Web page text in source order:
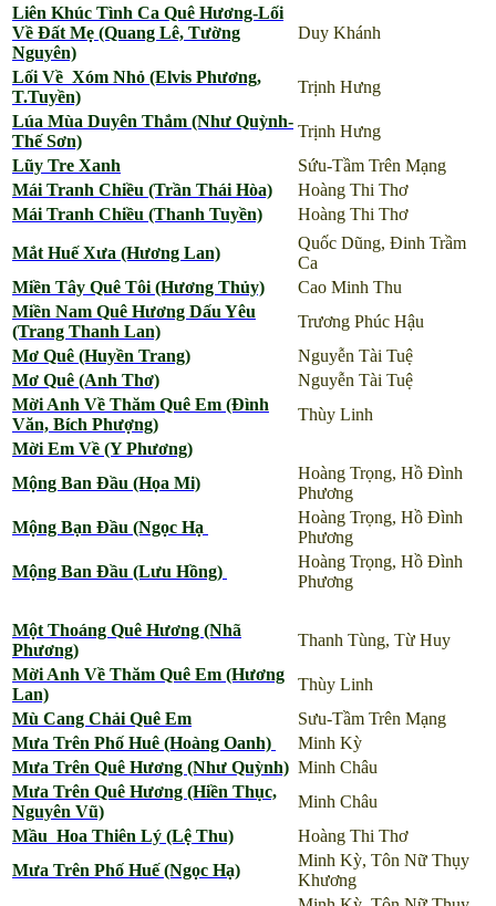
Liên Khúc Tình Ca Quê Hương-Lối
Về Đất Mẹ (Quang Lê, Tường
Nguyên)
Duy Khánh
Lối Về Xóm Nhỏ (Elvis Phương,
T.Tuyền)
Trịnh Hưng
Lúa Mùa Duyên Thắm (Như Quỳnh-
Thế Sơn)
Trịnh Hưng
Lũy Tre Xanh
Sứu-Tầm Trên Mạng
Mái Tranh Chiều (Trần Thái Hòa)
Hoàng Thi Thơ
Mái Tranh Chiều (Thanh Tuyền)
Hoàng Thi Thơ
Mắt Huế Xưa (Hương Lan)
Quốc Dũng, Đinh Trầm
Ca
Miền Tây Quê Tôi (Hương Thủy)
Cao Minh Thu
Miền Nam Quê Hương Dấu Yêu
(Trang Thanh Lan)
Trương Phúc Hậu
Mơ Quê (Huyền Trang)
Nguyễn Tài Tuệ
Mơ Quê (Anh Thơ)
Nguyễn Tài Tuệ
Mời Anh Về Thăm Quê Em (Đình
Văn, Bích Phượng)
Thùy Linh
Mời Em Về (Y Phương)
Mộng Ban Đầu (Họa Mi)
Hoàng Trọng, Hồ Đình
Phương
Mộng Bạn Đầu (Ngọc Hạ
Hoàng Trọng, Hồ Đình
Phương
Mộng Ban Đầu (Lưu Hồng)
Hoàng Trọng, Hồ Đình
Phương
Một Thoáng Quê Hương (Nhã
Phương)
Thanh Tùng, Từ Huy
Mời Anh Về Thăm Quê Em (Hương
Lan)
Thùy Linh
Mù Cang Chải Quê Em
Sưu-Tầm Trên Mạng
Mưa Trên Phố Huê (Hoàng Oanh)
Minh Kỳ
Mưa Trên Quê Hương (Như Quỳnh) Minh Châu
Mưa Trên Quê Hương (Hiền Thục,
Nguyên Vũ)
Minh Châu
Mầu Hoa Thiên Lý (Lệ Thu)
Hoàng Thi Thơ
Mưa Trên Phố Huế (Ngọc Hạ)
Minh Kỳ, Tôn Nữ Thụy
Khương